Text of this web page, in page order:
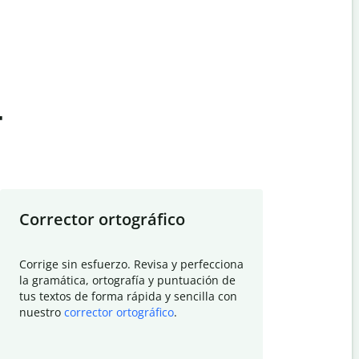
Corrector ortográfico
Corrige sin esfuerzo. Revisa y perfecciona
la gramática, ortografía y puntuación de
tus textos de forma rápida y sencilla con
nuestro corrector ortográfico.